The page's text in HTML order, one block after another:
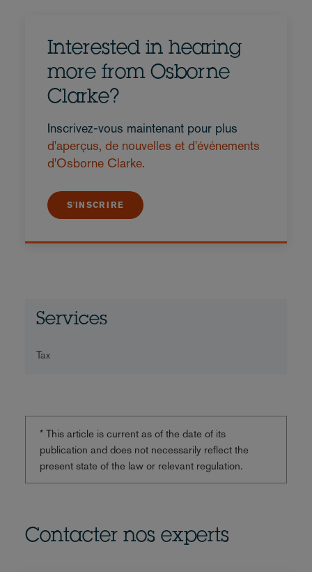
Interested in hearing
more from Osborne
Clarke?
Inscrivez-vous maintenant pour plus
d'aperçus, de nouvelles et d'événements
d'Osborne Clarke.
S'INSCRIRE
Services
Tax
* This article is current as of the date of its
publication and does not necessarily reflect the
present state of the law or relevant regulation.
Contacter nos experts